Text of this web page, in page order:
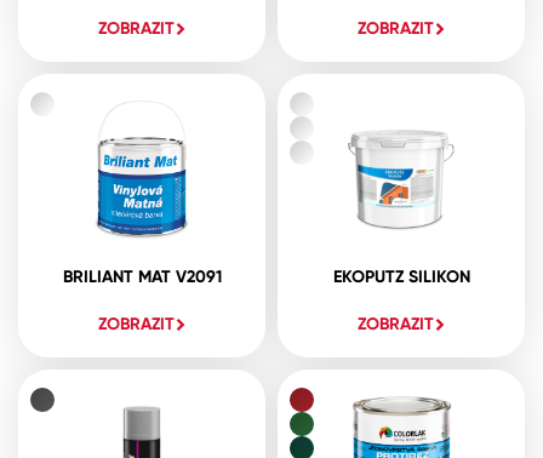
ZOBRAZIT ZOBRAZIT
BRILIANT MAT V2091
ZOBRAZIT
EKOPUTZ SILIKON
ZOBRAZIT